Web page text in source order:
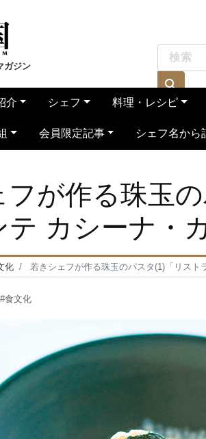
ガジン
介 シェフ 料理・レシピ
会員限定記事 シェフ名から
が作る珠玉
カシーナ・
化 若きシェフが作る珠玉のパスタ(1)「リスト
#食文化